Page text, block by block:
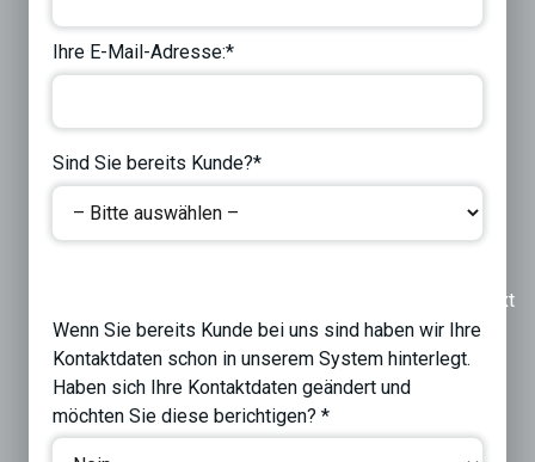
Ihre E-Mail-Adresse:*
Sind Sie bereits Kunde?*
Next
Wenn Sie bereits Kunde bei uns sind haben wir Ihre
Kontaktdaten schon in unserem System hinterlegt.
Haben sich Ihre Kontaktdaten geändert und
möchten Sie diese berichtigen? *